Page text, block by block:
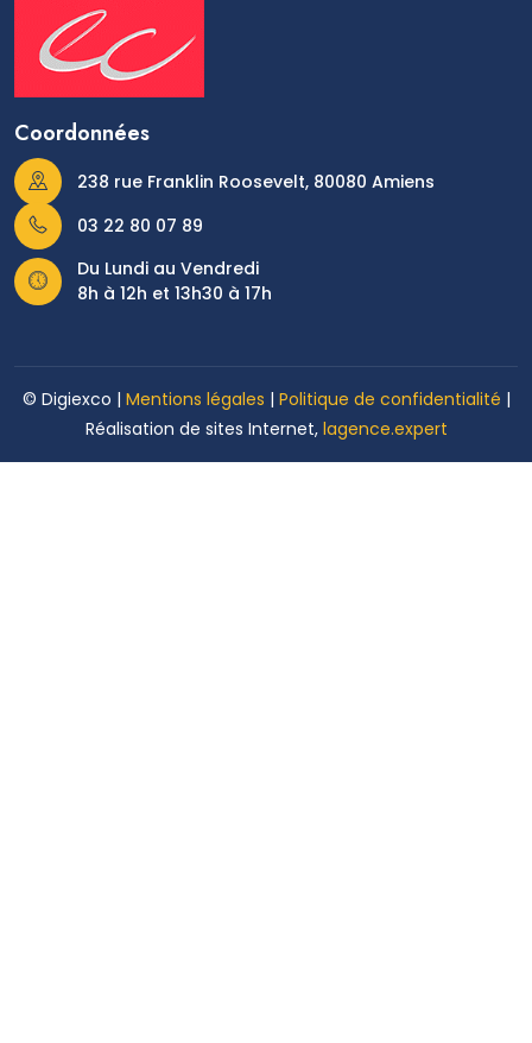
Coordonnées
238 rue Franklin Roosevelt, 80080 Amiens
03 22 80 07 89
Du Lundi au Vendredi
8h à 12h et 13h30 à 17h
© Digiexco | Mentions légales | Politique de confidentialité |
Réalisation de sites Internet, lagence.expert